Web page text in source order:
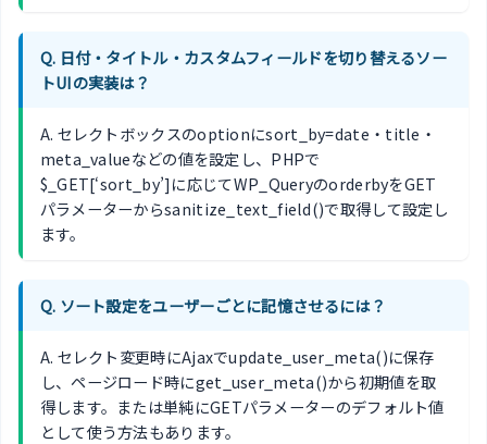
Q. 日付・タイトル・カスタムフィールドを切り替えるソー
トUIの実装は？
A. セレクトボックスのoptionにsort_by=date・title・
meta_valueなどの値を設定し、PHPで
$_GET[‘sort_by’]に応じてWP_QueryのorderbyをGET
パラメーターからsanitize_text_field()で取得して設定し
ます。
Q. ソート設定をユーザーごとに記憶させるには？
A. セレクト変更時にAjaxでupdate_user_meta()に保存
し、ページロード時にget_user_meta()から初期値を取
得します。または単純にGETパラメーターのデフォルト値
として使う方法もあります。